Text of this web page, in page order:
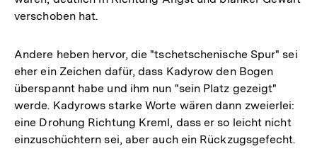
verschoben hat.
Andere heben hervor, die "tschetschenische Spur" sei
eher ein Zeichen dafür, dass Kadyrow den Bogen
überspannt habe und ihm nun "sein Platz gezeigt"
werde. Kadyrows starke Worte wären dann zweierlei:
eine Drohung Richtung Kreml, dass er so leicht nicht
einzuschüchtern sei, aber auch ein Rückzugsgefecht.